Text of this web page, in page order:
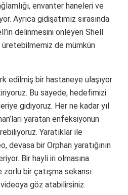
envanter haneleri ve
Ayrıca gidişatımız sırasında
delinmesini önleyen Shell
de mümkün
edilmiş bir hastaneye ulaşıyor
Bu sayede, hedefimizi
gidiyoruz. Her ne kadar yıl
yaratan enfeksiyonun
Yaratıklar ile
devasa bir Orphan yaratığının
Bir hayli iri olmasına
zorlu bir çatışma sekansı
göz atabilirsiniz.